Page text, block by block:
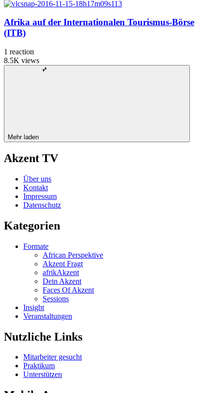
Afrika auf der Internationalen Tourismus-Börse
(ITB)
1 reaction
8.5K views
Mehr laden
Akzent TV
Über uns
Kontakt
Impressum
Datenschutz
Kategorien
Formate
African Perspektive
Akzent Fragt
afrikAkzent
Dein Akzent
Faces Of Akzent
Sessions
Insight
Veranstaltungen
Nutzliche Links
Mitarbeiter gesucht
Praktikum
Unterstützen